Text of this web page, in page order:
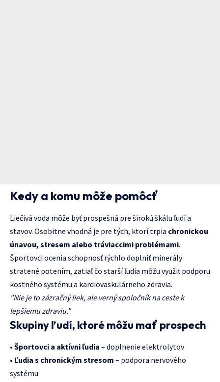
Kedy a komu môže pomôcť
Liečivá voda môže byť prospešná pre širokú škálu ľudí a
stavov. Osobitne vhodná je pre tých, ktorí trpia chronickou
únavou, stresem alebo tráviaccimi problémami.
Športovci ocenia schopnosť rýchlo doplniť minerály
stratené potením, zatiaľ čo starší ľudia môžu využiť podporu
kostného systému a kardiovaskulárneho zdravia.
"Nie je to zázračný liek, ale verný spoločník na ceste k
lepšiemu zdraviu."
Skupiny ľudí, ktoré môžu mať prospech
• Športovci a aktívni ľudia – doplnenie elektrolytov
• Ľudia s chronickým stresom – podpora nervového
systému